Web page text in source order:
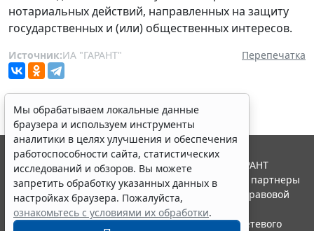
нотариальных действий, направленных на защиту
государственных и (или) общественных интересов.
Источник:ИА "ГАРАНТ" Перепечатка
Мы обрабатываем локальные данные
браузера и используем инструменты
аналитики в целях улучшения и обеспечения
работоспособности сайта, статистических
исследований и обзоров. Вы можете
запретить обработку указанных данных в
настройках браузера. Пожалуйста,
ознакомьтесь с условиями их обработки.
© ООО "НПП "ГАРАНТ-СЕРВИС", 2026. Система ГАРАНТ
выпускается с 1990 года. Компания "Гарант" и ее партнеры
являются участниками Российской ассоциации правовой
информации ГАРАНТ.
Портал ГАРАНТ.РУ зарегистрирован в качестве сетевого